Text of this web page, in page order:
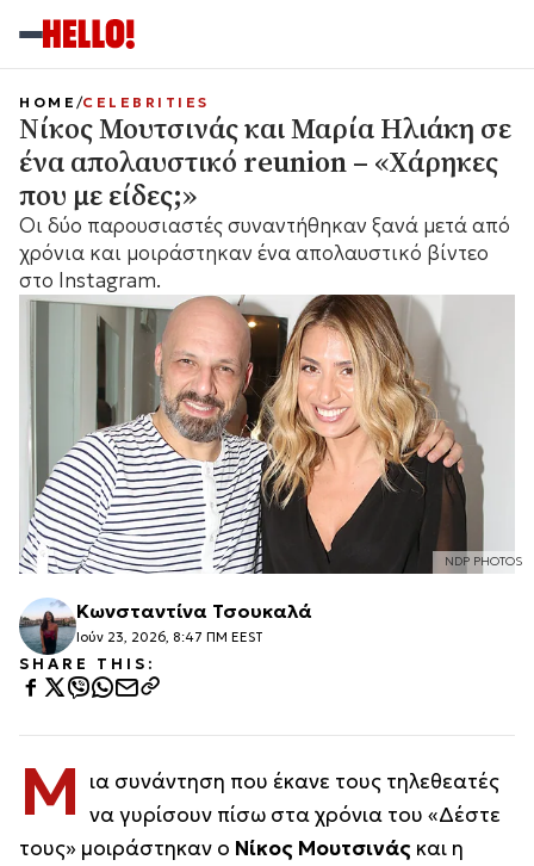
NDP PHOTOS
HOME CELEBRITIES
Νίκος Μουτσινάς και Μαρία Ηλιάκη σε
ένα απολαυστικό reunion – «Χάρηκες
που με είδες;»
Οι δύο παρουσιαστές συναντήθηκαν ξανά μετά από
χρόνια και μοιράστηκαν ένα απολαυστικό βίντεο
στο Instagram.
Κωνσταντίνα Τσουκαλά
Ιούν 23, 2026, 8:47 ΠΜ EEST
SHARE THIS:
Μ ια συνάντηση που έκανε τους τηλεθεατές
να γυρίσουν πίσω στα χρόνια του «Δέστε
τους» μοιράστηκαν ο Νίκος Μουτσινάς και η